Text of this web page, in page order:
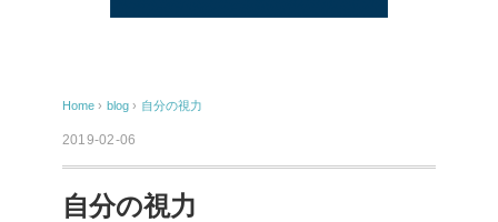
Home › blog › 自分の視力
2019-02-06
自分の視力